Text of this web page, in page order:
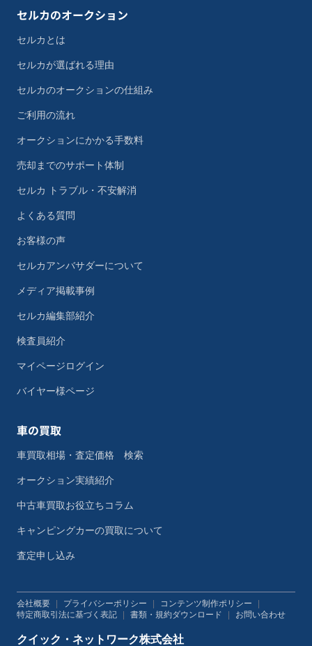
セルカのオークション
セルカとは
セルカが選ばれる理由
セルカのオークションの仕組み
ご利用の流れ
オークションにかかる手数料
売却までのサポート体制
セルカ トラブル・不安解消
よくある質問
お客様の声
セルカアンバサダーについて
メディア掲載事例
セルカ編集部紹介
検査員紹介
マイページログイン
バイヤー様ページ
車の買取
車買取相場・査定価格 検索
オークション実績紹介
中古車買取お役立ちコラム
キャンピングカーの買取について
査定申し込み
会社概要 プライバシーポリシー コンテンツ制作ポリシー
特定商取引法に基づく表記
書類・規約ダウンロード お問い合わせ
クイック・ネットワーク株式会社